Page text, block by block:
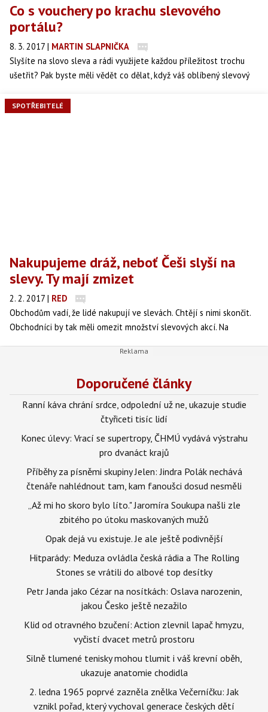
Co s vouchery po krachu slevového
portálu?
8. 3. 2017 | MARTIN SLAPNIČKA
Slyšíte na slovo sleva a rádi využijete každou příležitost trochu
ušetřit? Pak byste měli vědět co dělat, když váš oblíbený slevový
SPOTŘEBITELÉ
Nakupujeme dráž, neboť Češi slyší na
slevy. Ty mají zmizet
2. 2. 2017 | RED
Obchodům vadí, že lidé nakupují ve slevách. Chtějí s nimi skončit.
Obchodníci by tak měli omezit množství slevových akcí. Na
generální ředitel Hamé Martin Štrupl. Česko patří k zemím, kde se
Doporučené články
Ranní káva chrání srdce, odpolední už ne, ukazuje studie
čtyřiceti tisíc lidí
Konec úlevy: Vrací se supertropy, ČHMÚ vydává výstrahu
pro dvanáct krajů
Příběhy za písněmi skupiny Jelen: Jindra Polák nechává
čtenáře nahlédnout tam, kam fanoušci dosud nesměli
„Až mi ho skoro bylo líto." Jaromíra Soukupa našli zle
zbitého po útoku maskovaných mužů
Opak dejá vu existuje. Je ale ještě podivnější
Hitparády: Meduza ovládla česká rádia a The Rolling
Stones se vrátili do albové top desítky
Petr Janda jako Cézar na nosítkách: Oslava narozenin,
jakou Česko ještě nezažilo
Klid od otravného bzučení: Action zlevnil lapač hmyzu,
vyčistí dvacet metrů prostoru
Silně tlumené tenisky mohou tlumit i váš krevní oběh,
ukazuje anatomie chodidla
2. ledna 1965 poprvé zazněla znělka Večerníčku: Jak
vznikl pořad, který vychoval generace českých dětí